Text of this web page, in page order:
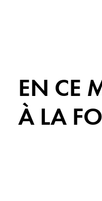
EN CE
À LA